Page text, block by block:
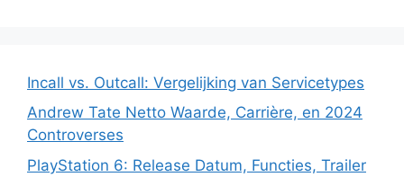
Incall vs. Outcall: Vergelijking van Servicetypes
Andrew Tate Netto Waarde, Carrière, en 2024
Controverses
PlayStation 6: Release Datum, Functies, Trailer